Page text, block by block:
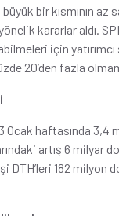
büyük bir kısmının
kararlar aldı.
için
20’den fazla
haftasında 3,4
artış 6 milyar
DTH’leri 182